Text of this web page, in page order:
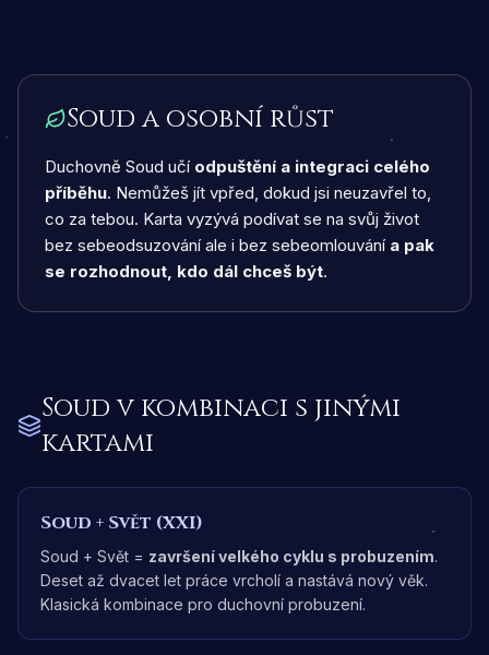
Soud a osobní růst
Duchovně Soud učí odpuštění a integraci celého
příběhu. Nemůžeš jít vpřed, dokud jsi neuzavřel to,
co za tebou. Karta vyzývá podívat se na svůj život
bez sebeodsuzování ale i bez sebeomlouvání a pak
se rozhodnout, kdo dál chceš být.
Soud v kombinaci s jinými
kartami
Soud + Svět (XXI)
Soud + Svět = završení velkého cyklu s probuzením.
Deset až dvacet let práce vrcholí a nastává nový věk.
Klasická kombinace pro duchovní probuzení.